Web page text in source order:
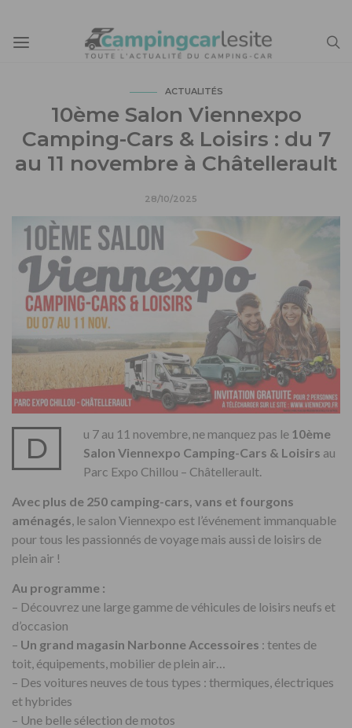
ACTUALITÉS
10ème Salon Viennexpo
Camping-Cars & Loisirs : du 7
au 11 novembre à Châtellerault
28/10/2025
D u 7 au 11 novembre, ne manquez pas le 10ème
Salon Viennexpo Camping-Cars & Loisirs au
Parc Expo Chillou – Châtellerault.
Avec plus de 250 camping-cars, vans et fourgons
aménagés , le salon Viennexpo est l’événement immanquable
pour tous les passionnés de voyage mais aussi de loisirs de
plein air !
Au programme :
– Découvrez une large gamme de véhicules de loisirs neufs et
d’occasion
– Un grand magasin Narbonne Accessoires : tentes de
toit, équipements, mobilier de plein air…
– Des voitures neuves de tous types : thermiques, électriques
et hybrides
– Une belle sélection de motos